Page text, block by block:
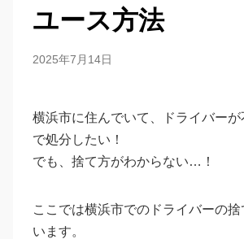
ユース方法
2025年7月14日
横浜市に住んでいて、ドライバー
で処分したい！
でも、捨て方がわからない…！
ここでは横浜市でのドライバーの
います。